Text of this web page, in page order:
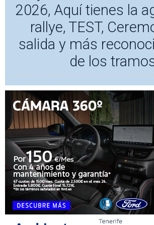
2026, Aquí tienes la
rallye, TEST,
salida y más
de los